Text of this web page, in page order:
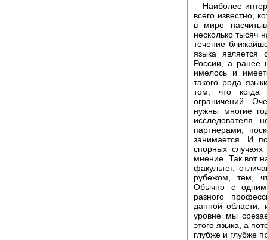
Наиболее
всего известно,
в мире
несколько тысяч
течение
языка является
России, а ранее
имелось и
такого рода
том, что когда
ограничений.
нужны многие
исследователя
партнерами,
занимается. И
спорных
мнение. Так вот
факультет,
рубежом, тем,
Обычно с одним
разного
данной
уровне мы
этого языка, а
глубже и глубже